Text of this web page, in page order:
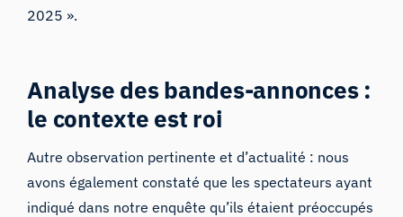
2025 ».
Analyse des bandes-annonces :
le contexte est roi
Autre observation pertinente et d’actualité : nous
avons également constaté que les spectateurs ayant
indiqué dans notre enquête qu’ils étaient préoccupés